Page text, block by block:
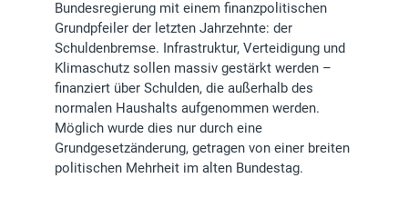
Bundesregierung mit einem finanzpolitischen
Grundpfeiler der letzten Jahrzehnte: der
Schuldenbremse. Infrastruktur, Verteidigung und
Klimaschutz sollen massiv gestärkt werden –
finanziert über Schulden, die außerhalb des
normalen Haushalts aufgenommen werden.
Möglich wurde dies nur durch eine
Grundgesetzänderung, getragen von einer breiten
politischen Mehrheit im alten Bundestag.